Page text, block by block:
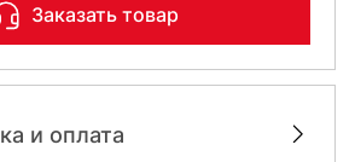
Заказать товар
и оплата